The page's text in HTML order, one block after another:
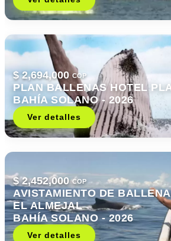
$ 2,694,000COP
PLAN BALLENAS HOTEL
BAHÍA SOLANO - 2026
Ver detalles
$ 2,452,000COP
AVISTAMIENTO DE
EL ALMEJAL
BAHÍA SOLANO - 2026
Ver detalles